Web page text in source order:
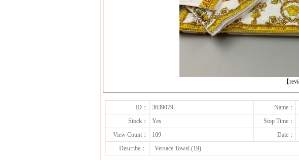
【
ID： 3639079 Name：
Stock：
Yes
Stop Time：
View Count：
109 Date：
Describe：
Versace Towel (19)